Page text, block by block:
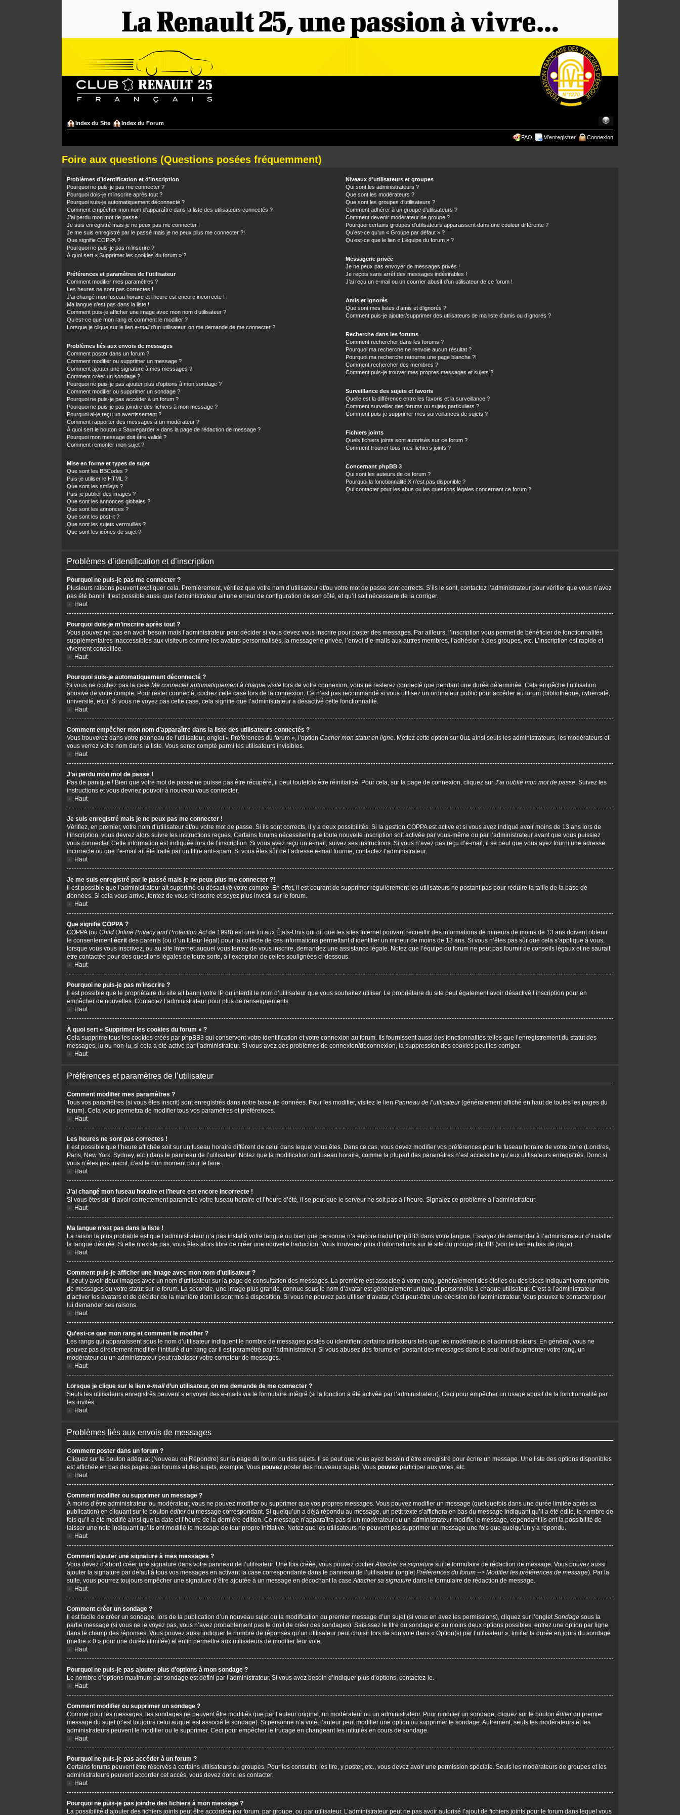
Index du Site Index du Forum
FAQ M’enregistrer Connexion
Foire aux questions (Questions posées fréquemment)
Problèmes d’identification et d’inscription
Pourquoi ne puis-je pas me connecter ?
Pourquoi dois-je m’inscrire après tout ?
Pourquoi suis-je automatiquement déconnecté ?
Comment empêcher mon nom d’apparaître dans la liste des utilisateurs connectés ?
J’ai perdu mon mot de passe !
Je suis enregistré mais je ne peux pas me connecter !
Je me suis enregistré par le passé mais je ne peux plus me connecter ?!
Que signifie COPPA ?
Pourquoi ne puis-je pas m’inscrire ?
À quoi sert « Supprimer les cookies du forum » ?
Préférences et paramètres de l’utilisateur
Comment modifier mes paramètres ?
Les heures ne sont pas correctes !
J’ai changé mon fuseau horaire et l’heure est encore incorrecte !
Ma langue n’est pas dans la liste !
Comment puis-je afficher une image avec mon nom d’utilisateur ?
Qu’est-ce que mon rang et comment le modifier ?
Lorsque je clique sur le lien e-maild’un utilisateur, on me demande de me connecter ?
Problèmes liés aux envois de messages
Comment poster dans un forum ?
Comment modifier ou supprimer un message ?
Comment ajouter une signature à mes messages ?
Comment créer un sondage ?
Pourquoi ne puis-je pas ajouter plus d’options à mon sondage ?
Comment modifier ou supprimer un sondage ?
Pourquoi ne puis-je pas accéder à un forum ?
Pourquoi ne puis-je pas joindre des fichiers à mon message ?
Pourquoi ai-je reçu un avertissement ?
Comment rapporter des messages à un modérateur ?
À quoi sert le bouton « Sauvegarder » dans la page de rédaction de message ?
Pourquoi mon message doit être validé ?
Comment remonter mon sujet ?
Mise en forme et types de sujet
Que sont les BBCodes ?
Puis-je utiliser le HTML ?
Que sont les smileys ?
Puis-je publier des images ?
Que sont les annonces globales ?
Que sont les annonces ?
Que sont les post-it ?
Que sont les sujets verrouillés ?
Que sont les icônes de sujet ?
Niveaux d’utilisateurs et groupes
Qui sont les administrateurs ?
Que sont les modérateurs ?
Que sont les groupes d’utilisateurs ?
Comment adhérer à un groupe d’utilisateurs ?
Comment devenir modérateur de groupe ?
Pourquoi certains groupes d’utilisateurs apparaissent dans une couleur différente ?
Qu’est-ce qu’un « Groupe par défaut » ?
Qu’est-ce que le lien « L’équipe du forum » ?
Messagerie privée
Je ne peux pas envoyer de messages privés !
Je reçois sans arrêt des messages indésirables !
J’ai reçu un e-mail ou un courrier abusif d’un utilisateur de ce forum !
Amis et ignorés
Que sont mes listes d’amis et d’ignorés ?
Comment puis-je ajouter/supprimer des utilisateurs de ma liste d’amis ou d’ignorés ?
Recherche dans les forums
Comment rechercher dans les forums ?
Pourquoi ma recherche ne renvoie aucun résultat ?
Pourquoi ma recherche retourne une page blanche ?!
Comment rechercher des membres ?
Comment puis-je trouver mes propres messages et sujets ?
Surveillance des sujets et favoris
Quelle est la différence entre les favoris et la surveillance ?
Comment surveiller des forums ou sujets particuliers ?
Comment puis-je supprimer mes surveillances de sujets ?
Fichiers joints
Quels fichiers joints sont autorisés sur ce forum ?
Comment trouver tous mes fichiers joints ?
Concernant phpBB 3
Qui sont les auteurs de ce forum ?
Pourquoi la fonctionnalité X n’est pas disponible ?
Qui contacter pour les abus ou les questions légales concernant ce forum ?
Problèmes d’identification et d’inscription
Pourquoi ne puis-je pas me connecter ?
Plusieurs raisons peuvent expliquer cela. Premièrement, vérifiez que votre nom d’utilisateur et/ou votre mot de passe sont corrects. S’ils le sont, contactez l’administrateur pour vérifier que vous n’avez
pas été banni. Il est possible aussi que l’administrateur ait une erreur de configuration de son côté, et qu’il soit nécessaire de la corriger.
Haut
Pourquoi dois-je m’inscrire après tout ?
Vous pouvez ne pas en avoir besoin mais l’administrateur peut décider si vous devez vous inscrire pour poster des messages. Par ailleurs, l’inscription vous permet de bénéficier de fonctionnalités
supplémentaires inaccessibles aux visiteurs comme les avatars personnalisés, la messagerie privée, l’envoi d’e-mails aux autres membres, l’adhésion à des groupes, etc. L’inscription est rapide et
vivement conseillée.
Haut
Pourquoi suis-je automatiquement déconnecté ?
Si vous ne cochez pas la case Me connecter automatiquement à chaque visite lors de votre connexion, vous ne resterez connecté que pendant une durée déterminée. Cela empêche l’utilisation
abusive de votre compte. Pour rester connecté, cochez cette case lors de la connexion. Ce n’est pas recommandé si vous utilisez un ordinateur public pour accéder au forum (bibliothèque, cybercafé,
université, etc.). Si vous ne voyez pas cette case, cela signifie que l’administrateur a désactivé cette fonctionnalité.
Haut
Comment empêcher mon nom d’apparaître dans la liste des utilisateurs connectés ?
Vous trouverez dans votre panneau de l’utilisateur, onglet « Préférences du forum », l’option Cacher mon statut en ligne. Mettez cette option sur Oui ainsi seuls les administrateurs, les modérateurs et
vous verrez votre nom dans la liste. Vous serez compté parmi les utilisateurs invisibles.
Haut
J’ai perdu mon mot de passe !
Pas de panique ! Bien que votre mot de passe ne puisse pas être récupéré, il peut toutefois être réinitialisé. Pour cela, sur la page de connexion, cliquez sur J’ai oublié mon mot de passe. Suivez les
instructions et vous devriez pouvoir à nouveau vous connecter.
Haut
Je suis enregistré mais je ne peux pas me connecter !
Vérifiez, en premier, votre nom d’utilisateur et/ou votre mot de passe. Si ils sont corrects, il y a deux possibilités. Si la gestion COPPA est active et si vous avez indiqué avoir moins de 13 ans lors de
l’inscription, vous devrez alors suivre les instructions reçues. Certains forums nécessitent que toute nouvelle inscription soit activée par vous-même ou par l’administrateur avant que vous puissiez
vous connecter. Cette information est indiquée lors de l’inscription. Si vous avez reçu un e-mail, suivez ses instructions. Si vous n’avez pas reçu d’e-mail, il se peut que vous ayez fourni une adresse
incorrecte ou que l’e-mail ait été traité par un filtre anti-spam. Si vous êtes sûr de l’adresse e-mail fournie, contactez l’administrateur.
Haut
Je me suis enregistré par le passé mais je ne peux plus me connecter ?!
Il est possible que l’administrateur ait supprimé ou désactivé votre compte. En effet, il est courant de supprimer régulièrement les utilisateurs ne postant pas pour réduire la taille de la base de
données. Si cela vous arrive, tentez de vous réinscrire et soyez plus investi sur le forum.
Haut
Que signifie COPPA ?
COPPA (ou Child Online Privacy and Protection Actde 1998) est une loi aux États-Unis qui dit que les sites Internet pouvant recueillir des informations de mineurs de moins de 13 ans doivent obtenir
le consentementécrit des parents (ou d’un tuteur légal) pour la collecte de ces informations permettant d’identifier un mineur de moins de 13 ans. Si vous n’êtes pas sûr que cela s’applique à vous,
lorsque vous vous inscrivez, ou au site Internet auquel vous tentez de vous inscrire, demandez une assistance légale. Notez que l’équipe du forum ne peut pas fournir de conseils légaux et ne saurait
être contactée pour des questions légales de toute sorte, à l’exception de celles soulignées ci-dessous.
Haut
Pourquoi ne puis-je pas m’inscrire ?
Il est possible que le propriétaire du site ait banni votre IP ou interdit le nom d’utilisateur que vous souhaitez utiliser. Le propriétaire du site peut également avoir désactivé l’inscription pour en
empêcher de nouvelles. Contactez l’administrateur pour plus de renseignements.
Haut
À quoi sert « Supprimer les cookies du forum » ?
Cela supprime tous les cookies créés par phpBB3 qui conservent votre identification et votre connexion au forum. Ils fournissent aussi des fonctionnalités telles que l’enregistrement du statut des
messages, lu ou non-lu, si cela a été activé par l’administrateur. Si vous avez des problèmes de connexion/déconnexion, la suppression des cookies peut les corriger.
Haut
Préférences et paramètres de l’utilisateur
Comment modifier mes paramètres ?
Tous vos paramètres (si vous êtes inscrit) sont enregistrés dans notre base de données. Pour les modifier, visitez le lien Panneau de l’utilisateur(généralement affiché en haut de toutes les pages du
forum). Cela vous permettra de modifier tous vos paramètres et préférences.
Haut
Les heures ne sont pas correctes !
Il est possible que l’heure affichée soit sur un fuseau horaire différent de celui dans lequel vous êtes. Dans ce cas, vous devez modifier vos préférences pour le fuseau horaire de votre zone (Londres,
Paris, New York, Sydney, etc.) dans le panneau de l’utilisateur. Notez que la modification du fuseau horaire, comme la plupart des paramètres n’est accessible qu’aux utilisateurs enregistrés. Donc si
vous n’êtes pas inscrit, c’est le bon moment pour le faire.
Haut
J’ai changé mon fuseau horaire et l’heure est encore incorrecte !
Si vous êtes sûr d’avoir correctement paramétré votre fuseau horaire et l’heure d’été, il se peut que le serveur ne soit pas à l’heure. Signalez ce problème à l’administrateur.
Haut
Ma langue n’est pas dans la liste !
La raison la plus probable est que l’administrateur n’a pas installé votre langue ou bien que personne n’a encore traduit phpBB3 dans votre langue. Essayez de demander à l’administrateur d’installer
la langue désirée. Si elle n’existe pas, vous êtes alors libre de créer une nouvelle traduction. Vous trouverez plus d’informations sur le site du groupe phpBB (voir le lien en bas de page).
Haut
Comment puis-je afficher une image avec mon nom d’utilisateur ?
Il peut y avoir deux images avec un nom d’utilisateur sur la page de consultation des messages. La première est associée à votre rang, généralement des étoiles ou des blocs indiquant votre nombre
de messages ou votre statut sur le forum. La seconde, une image plus grande, connue sous le nom d’avatar est généralement unique et personnelle à chaque utilisateur. C’est à l’administrateur
d’activer les avatars et de décider de la manière dont ils sont mis à disposition. Si vous ne pouvez pas utiliser d’avatar, c’est peut-être une décision de l’administrateur. Vous pouvez le contacter pour
lui demander ses raisons.
Haut
Qu’est-ce que mon rang et comment le modifier ?
Les rangs qui apparaissent sous le nom d’utilisateur indiquent le nombre de messages postés ou identifient certains utilisateurs tels que les modérateurs et administrateurs. En général, vous ne
pouvez pas directement modifier l’intitulé d’un rang car il est paramétré par l’administrateur. Si vous abusez des forums en postant des messages dans le seul but d’augmenter votre rang, un
modérateur ou un administrateur peut rabaisser votre compteur de messages.
Haut
Lorsque je clique sur le lien e-maild’un utilisateur, on me demande de me connecter ?
Seuls les utilisateurs enregistrés peuvent s’envoyer des e-mails via le formulaire intégré (si la fonction a été activée par l’administrateur). Ceci pour empêcher un usage abusif de la fonctionnalité par
les invités.
Haut
Problèmes liés aux envois de messages
Comment poster dans un forum ?
Cliquez sur le bouton adéquat (Nouveau ou Répondre) sur la page du forum ou des sujets. Il se peut que vous ayez besoin d’être enregistré pour écrire un message. Une liste des options disponibles
est affichée en bas des pages des forums et des sujets, exemple: Vous pouvez poster des nouveaux sujets, Vous pouvez participer aux votes, etc.
Haut
Comment modifier ou supprimer un message ?
À moins d’être administrateur ou modérateur, vous ne pouvez modifier ou supprimer que vos propres messages. Vous pouvez modifier un message (quelquefois dans une durée limitée après sa
publication) en cliquant sur le bouton éditerdu message correspondant. Si quelqu’un a déjà répondu au message, un petit texte s’affichera en bas du message indiquant qu’il a été édité, le nombre de
fois qu’il a été modifié ainsi que la date et l’heure de la dernière édition. Ce message n’apparaîtra pas si un modérateur ou un administrateur modifie le message, cependant ils ont la possibilité de
laisser une note indiquant qu’ils ont modifié le message de leur propre initiative. Notez que les utilisateurs ne peuvent pas supprimer un message une fois que quelqu’un y a répondu.
Haut
Comment ajouter une signature à mes messages ?
Vous devez d’abord créer une signature dans votre panneau de l’utilisateur. Une fois créée, vous pouvez cocherAttacher sa signature sur le formulaire de rédaction de message. Vous pouvez aussi
ajouter la signature par défaut à tous vos messages en activant la case correspondante dans le panneau de l’utilisateur (ongletPréférences du forum --> Modifier les préférences de message). Par la
suite, vous pourrez toujours empêcher une signature d’être ajoutée à un message en décochant la caseAttacher sa signature dans le formulaire de rédaction de message.
Haut
Comment créer un sondage ?
Il est facile de créer un sondage, lors de la publication d’un nouveau sujet ou la modification du premier message d’un sujet (si vous en avez les permissions), cliquez sur l’ongletSondage sous la
partie message (si vous ne le voyez pas, vous n’avez probablement pas le droit de créer des sondages). Saisissez le titre du sondage et au moins deux options possibles, entrez une option par ligne
dans le champ des réponses. Vous pouvez aussi indiquer le nombre de réponses qu’un utilisateur peut choisir lors de son vote dans « Option(s) par l’utilisateur », limiter la durée en jours du sondage
(mettre « 0 » pour une durée illimitée) et enfin permettre aux utilisateurs de modifier leur vote.
Haut
Pourquoi ne puis-je pas ajouter plus d’options à mon sondage ?
Le nombre d’options maximum par sondage est défini par l’administrateur. Si vous avez besoin d’indiquer plus d’options, contactez-le.
Haut
Comment modifier ou supprimer un sondage ?
Comme pour les messages, les sondages ne peuvent être modifiés que par l’auteur original, un modérateur ou un administrateur. Pour modifier un sondage, cliquez sur le bouton éditerdu premier
message du sujet (c’est toujours celui auquel est associé le sondage). Si personne n’a voté, l’auteur peut modifier une option ou supprimer le sondage. Autrement, seuls les modérateurs et les
administrateurs peuvent le modifier ou le supprimer. Ceci pour empêcher le trucage en changeant les intitulés en cours de sondage.
Haut
Pourquoi ne puis-je pas accéder à un forum ?
Certains forums peuvent être réservés à certains utilisateurs ou groupes. Pour les consulter, les lire, y poster, etc., vous devez avoir une permission spéciale. Seuls les modérateurs de groupes et les
administrateurs peuvent accorder cet accès, vous devez donc les contacter.
Haut
Pourquoi ne puis-je pas joindre des fichiers à mon message ?
La possibilité d’ajouter des fichiers joints peut être accordée par forum, par groupe, ou par utilisateur. L’administrateur peut ne pas avoir autorisé l’ajout de fichiers joints pour le forum dans lequel vous